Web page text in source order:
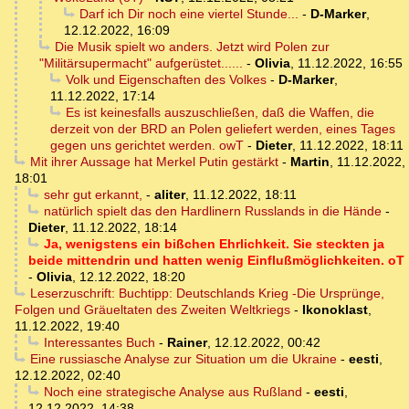
Darf ich Dir noch eine viertel Stunde... - D-Marker,
12.12.2022, 16:09
Die Musik spielt wo anders. Jetzt wird Polen zur
"Militärsupermacht" aufgerüstet...... - Olivia, 11.12.2022, 16:55
Volk und Eigenschaften des Volkes- D-Marker,
11.12.2022, 17:14
Es ist keinesfalls auszuschließen, daß die Waffen, die
derzeit von der BRD an Polen geliefert werden, eines Tages
gegen uns gerichtet werden. owT - Dieter, 11.12.2022, 18:11
Mit ihrer Aussage hat Merkel Putin gestärkt- Martin, 11.12.2022,
18:01
sehr gut erkannt, - aliter, 11.12.2022, 18:11
natürlich spielt das den Hardlinern Russlands in die Hände-
Dieter, 11.12.2022, 18:14
Ja, wenigstens ein bißchen Ehrlichkeit. Sie steckten ja
beide mittendrin und hatten wenig Einflußmöglichkeiten. oT
- Olivia, 12.12.2022, 18:20
Leserzuschrift: Buchtipp: Deutschlands Krieg -Die Ursprünge,
Folgen und Gräueltaten des Zweiten Weltkriegs - Ikonoklast,
11.12.2022, 19:40
Interessantes Buch - Rainer, 12.12.2022, 00:42
Eine russiasche Analyse zur Situation um die Ukraine- eesti,
12.12.2022, 02:40
Noch eine strategische Analyse aus Rußland - eesti,